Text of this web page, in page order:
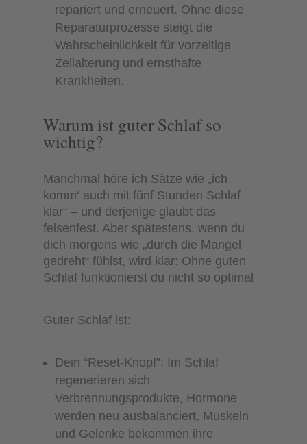
repariert und erneuert. Ohne diese
Reparaturprozesse steigt die
Wahrscheinlichkeit für vorzeitige
Zellalterung und ernsthafte
Krankheiten.
Warum ist guter Schlaf so
wichtig?
Manchmal höre ich Sätze wie „ich
komm‘ auch mit fünf Stunden Schlaf
klar“ – und derjenige glaubt das
felsenfest. Aber spätestens, wenn du
dich morgens wie „durch die Mangel
gedreht“ fühlst, wird klar: Ohne guten
Schlaf funktionierst du nicht so optimal
Guter Schlaf ist:
Dein “Reset-Knopf”: Im Schlaf
regenerieren sich
Verbrennungsprodukte, Hormone
werden neu ausbalanciert, Muskeln
und Gelenke bekommen ihre